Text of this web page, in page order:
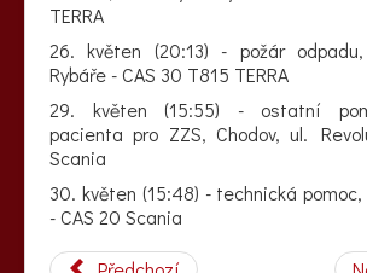
TERRA
26. květen (20:13) - požár
Rybáře - CAS 30 T815 TERRA
29. květen (15:55) - ostatní
pacienta pro ZZS, Chodov, ul.
Scania
30. květen (15:48) - technická
- CAS 20 Scania